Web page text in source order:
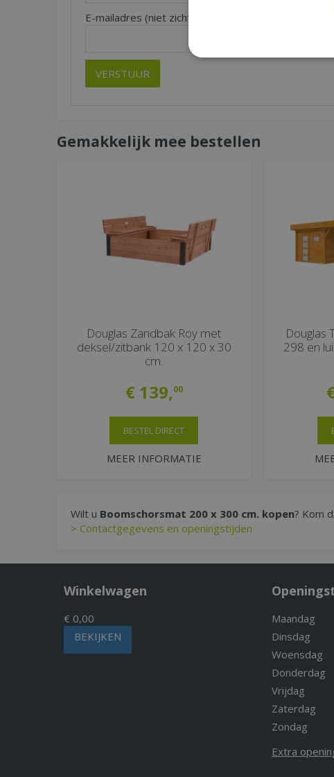
E-mailadres (niet zichtbaar):
Gemakkelijk mee bestellen
Douglas Zandbak Roy met
deksel/zitbank 120 x 120 x 30
cm.
€ 139,00
MEER INFORMATIE
BESTEL DIRECT
Douglas
298 en
Wilt u Boomschorsmat 200 x 300 cm. kopen? Kom
> Contactgegevens en openingstijden
Winkelwagen
€ 0,00
BEKIJKEN
Maandag
Dinsdag
Woensdag
Donderdag
Vrijdag
Zaterdag
Zondag
Extra